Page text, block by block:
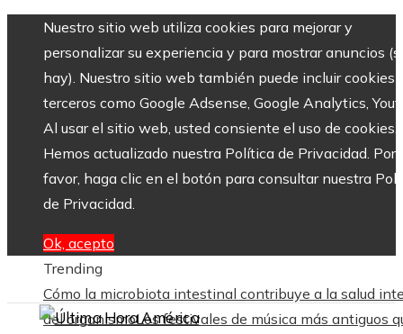
Nuestro sitio web utiliza cookies para mejorar y
personalizar su experiencia y para mostrar anuncios
hay). Nuestro sitio web también puede incluir cookies
terceros como Google Adsense, Google Analytics,
Al usar el sitio web, usted consiente el uso de cookies.
Hemos actualizado nuestra Política de Privacidad. Por
favor, haga clic en el botón para consultar nuestra
de Privacidad.
Ok, acepto
Trending
Cómo la microbiota intestinal contribuye a la salud
del organismoLos festivales de música más antiguos